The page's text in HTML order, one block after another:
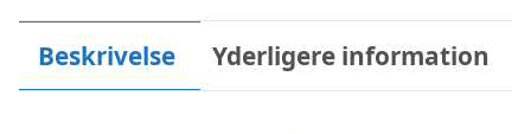
Beskrivelse Yderligere information